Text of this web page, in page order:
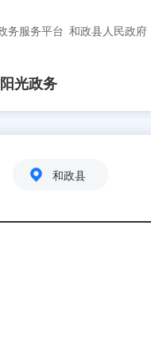
务服务平台 和政县人民政府
阳光政务
和政县